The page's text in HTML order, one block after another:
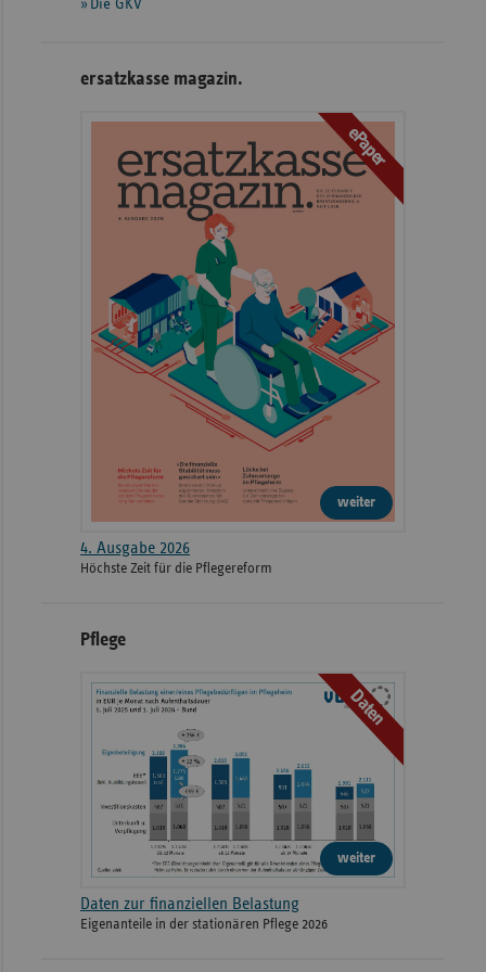
Die GKV
ersatzkasse magazin.
ePaper
weiter
4. Ausgabe 2026
Höchste Zeit für die Pflegereform
Pflege
Daten
weiter
Daten zur finanziellen Belastung
Eigenanteile in der stationären Pflege 2026